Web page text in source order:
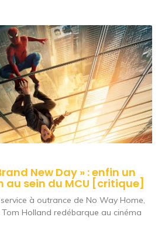
New Day » : enfin un
au sein du MCU [critique]
à outrance de No Way Home,
Holland redébarque au cinéma